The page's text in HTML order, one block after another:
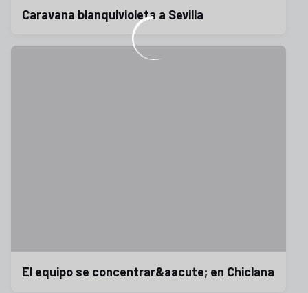
Caravana blanquivioleta a Sevilla
El equipo se concentrar&aacute; en Chiclana